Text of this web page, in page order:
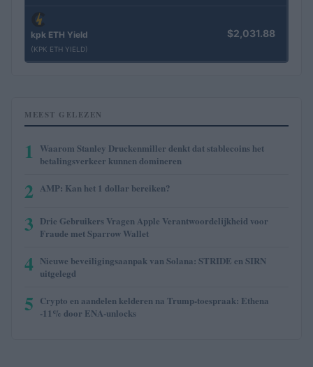
kpk ETH Yield
(KPK ETH YIELD)
$2,031.88
MEEST GELEZEN
1
Waarom Stanley Druckenmiller denkt dat stablecoins het
betalingsverkeer kunnen domineren
2 AMP: Kan het 1 dollar bereiken?
3 Drie Gebruikers Vragen Apple Verantwoordelijkheid voor
Fraude met Sparrow Wallet
4 Nieuwe beveiligingsaanpak van Solana: STRIDE en SIRN
uitgelegd
5 Crypto en aandelen kelderen na Trump-toespraak: Ethena
-11% door ENA-unlocks